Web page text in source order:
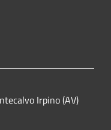
Irpino (AV)